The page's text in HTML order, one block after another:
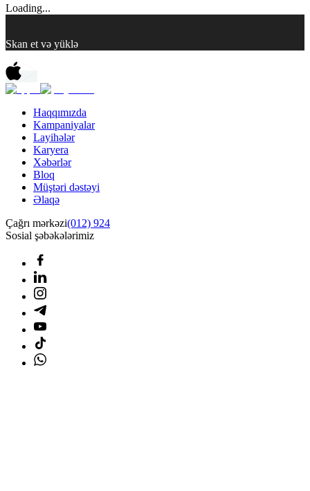
Loading...
Skan et və yüklə
Haqqımızda
Kampaniyalar
Layihələr
Karyera
Xəbərlər
Bloq
Müştəri dəstəyi
Əlaqə
Çağrı mərkəzi(012) 924
Sosial şəbəkələrimiz